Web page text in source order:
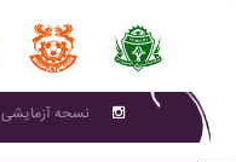
نسحه آزمایشی